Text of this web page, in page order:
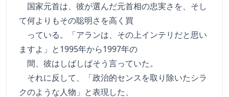
国家元首は、彼が選んだ元首相の忠実さを、そし
て何よりもその聡明さを高く買
っている。「アランは、その上インテリだと思い
ますよ」と1995年から1997年の
間、彼はしばしばそう言っていた。
それに反して、「政治的センスを取り除いたシラ
クのような人物」と表現した、